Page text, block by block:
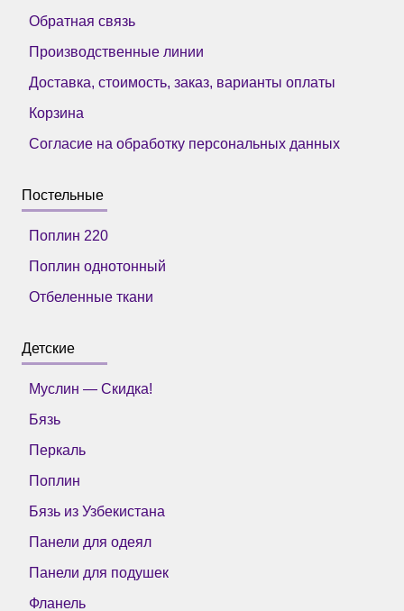
Обратная связь
Производственные линии
Доставка, стоимость, заказ, варианты оплаты
Корзина
Согласие на обработку персональных данных
Постельные
Поплин 220
Поплин однотонный
Отбеленные ткани
Детские
Муслин — Скидка!
Бязь
Перкаль
Поплин
Бязь из Узбекистана
Панели для одеял
Панели для подушек
Фланель